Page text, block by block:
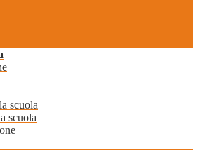
scuola
scuola